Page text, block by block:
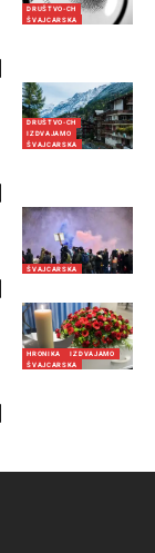
DRUŠTVO-CH
ŠVAJCARSKA
DRUŠTVO-CH
IZDVAJAMO
ŠVAJCARSKA
ŠVAJCARSKA
HRONIKA
IZDVAJAMO
ŠVAJCARSKA